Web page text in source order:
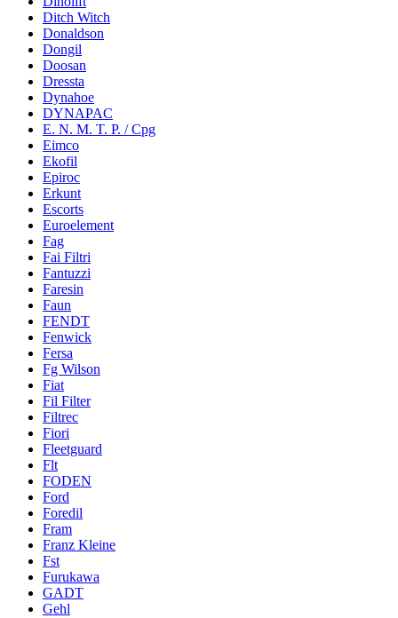
Ditch Witch
Donaldson
Dongil
Doosan
Dressta
Dynahoe
DYNAPAC
E. N. M. T. P. / Cpg
Eimco
Ekofil
Epiroc
Erkunt
Escorts
Euroelement
Fag
Fai Filtri
Fantuzzi
Faresin
Faun
FENDT
Fenwick
Fersa
Fg Wilson
Fiat
Fil Filter
Filtrec
Fiori
Fleetguard
Flt
FODEN
Ford
Foredil
Fram
Franz Kleine
Fst
Furukawa
GADT
Gehl